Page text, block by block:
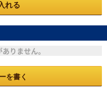
れる
りません。
を書く